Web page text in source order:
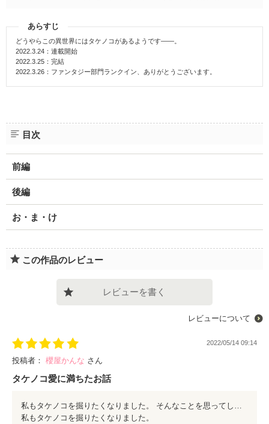
あらすじ
どうやらこの異世界にはタケノコがあるようです――。
2022.3.24：連載開始
2022.3.25：完結
2022.3.26：ファンタジー部門ランクイン、ありがとうございます。
目次
前編
後編
お・ま・け
この作品のレビュー
レビューを書く
レビューについて
2022/05/14 09:14
投稿者： 櫻屋かんな さん
タケノコ愛に満ちたお話
私もタケノコを掘りたくなりました。